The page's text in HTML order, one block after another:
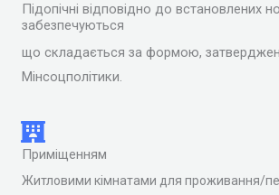
Підопічні відповідно до встановлених
забезпечуються
що складається за формою,
Мінсоцполітики.
Приміщенням
Житловими кімнатами для проживання/